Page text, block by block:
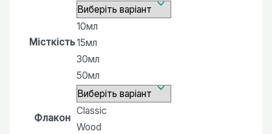
Місткість
10мл
15мл
30мл
50мл
Флакон
Classic
Wood